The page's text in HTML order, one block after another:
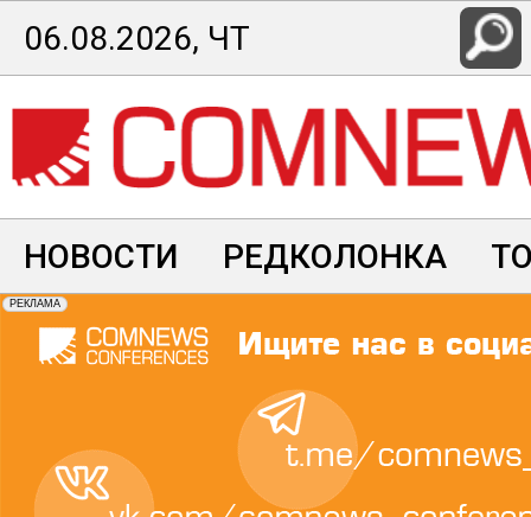
Перейти
к
основному
содержанию
06.08.2026, ЧТ
НОВОСТИ РЕДКОЛОНКА